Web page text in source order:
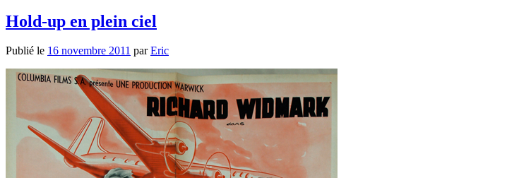
Hold-up en plein ciel
Publié le 16 novembre 2011 parEric